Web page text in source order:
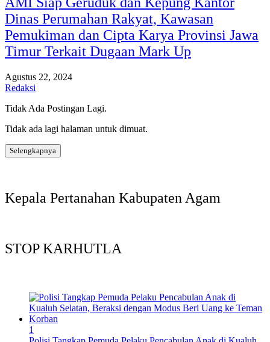
Dinas Perumahan Rakyat, Kawasan
Pemukiman dan Cipta Karya Provinsi Jawa
Timur Terkait Dugaan Mark Up
Agustus 22, 2024
Redaksi
Tidak Ada Postingan Lagi.
Tidak ada lagi halaman untuk dimuat.
Selengkapnya
Kepala Pertanahan Kabupaten Agam
STOP KARHUTLA
1